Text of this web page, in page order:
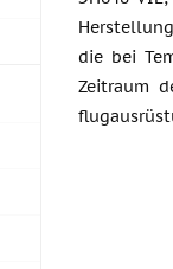
die bei
Zeitraum